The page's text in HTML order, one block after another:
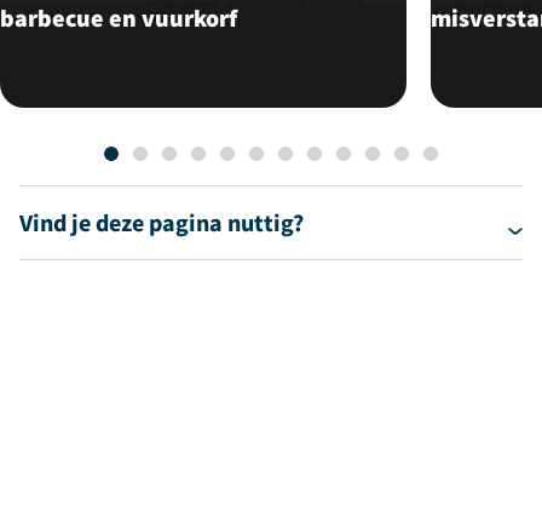
barbecue en vuurkorf
Vind je deze pagina nuttig?